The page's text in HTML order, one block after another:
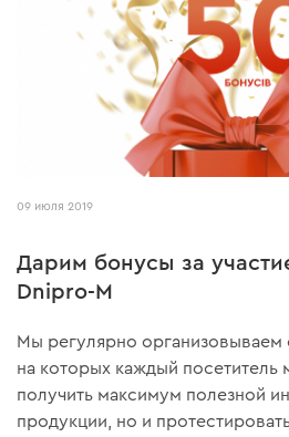
09 июля 2019
Дарим бонусы за
Dnipro-M
Мы регулярно организовываем
на которых каждый посетитель
получить максимум полезной
продукции, но и